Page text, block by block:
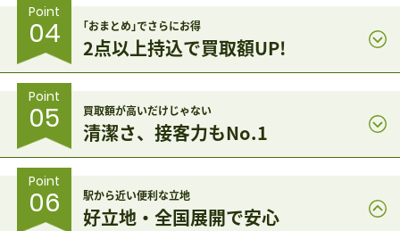
Point
04 ｢おまとめ｣でさらにお得
2点以上持込で買取額UP!
Point
05 買取額が高いだけじゃない
清潔さ、接客力もNo.1
Point
06 駅から近い便利な立地
好立地・全国展開で安心